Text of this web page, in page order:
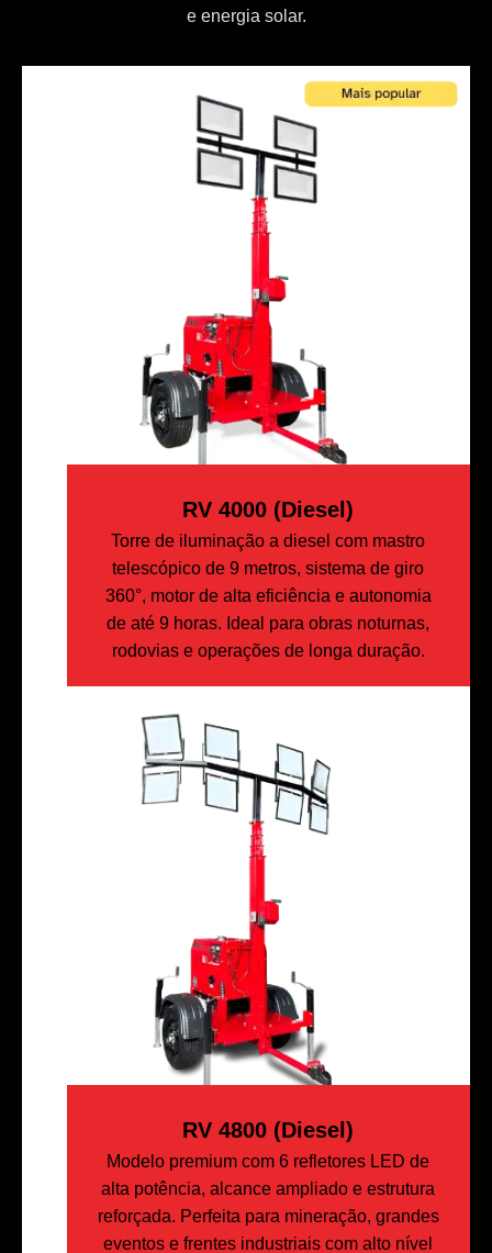
e energia solar.
RV 4000 (diesel)
Torre de iluminação a diesel com mastro
telescópico de 9 metros, sistema de giro
360°, motor de alta eficiência e autonomia
de até 9 horas. Ideal para obras noturnas,
rodovias e operações de longa duração.
RV 4800 (Diesel)
Modelo premium com 6 refletores LED de
alta potência, alcance ampliado e estrutura
reforçada. Perfeita para mineração, grandes
eventos e frentes industriais com alto nível